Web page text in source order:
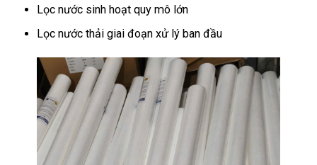
Lọc nước sinh hoạt quy mô lớn
Lọc nước thải giai đoạn xử lý ban đầu